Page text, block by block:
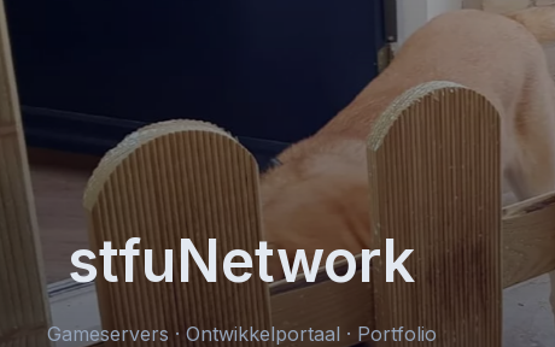
stfuNetwork
Gameservers · Ontwikkelportaal · Portfolio